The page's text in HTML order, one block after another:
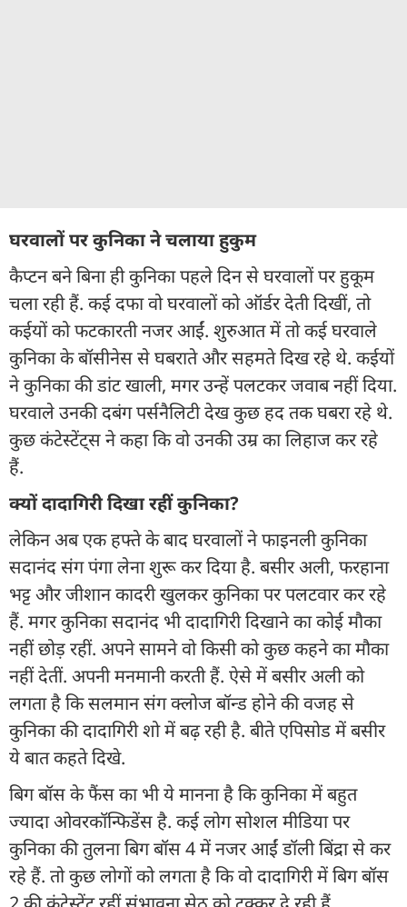
घरवालों पर कुनिका ने चलाया हुकुम
कैप्टन बने बिना ही कुनिका पहले दिन से घरवालों पर हुकूम
चला रही हैं. कई दफा वो घरवालों को ऑर्डर देती दिखीं, तो
कईयों को फटकारती नजर आईं. शुरुआत में तो कई घरवाले
कुनिका के बॉसीनेस से घबराते और सहमते दिख रहे थे. कईयों
ने कुनिका की डांट खाली, मगर उन्हें पलटकर जवाब नहीं दिया.
घरवाले उनकी दबंग पर्सनैलिटी देख कुछ हद तक घबरा रहे थे.
कुछ कंटेस्टेंट्स ने कहा कि वो उनकी उम्र का लिहाज कर रहे
हैं.
क्यों दादागिरी दिखा रहीं कुनिका?
लेकिन अब एक हफ्ते के बाद घरवालों ने फाइनली कुनिका
सदानंद संग पंगा लेना शुरू कर दिया है. बसीर अली, फरहाना
भट्ट और जीशान कादरी खुलकर कुनिका पर पलटवार कर रहे
हैं. मगर कुनिका सदानंद भी दादागिरी दिखाने का कोई मौका
नहीं छोड़ रहीं. अपने सामने वो किसी को कुछ कहने का मौका
नहीं देतीं. अपनी मनमानी करती हैं. ऐसे में बसीर अली को
लगता है कि सलमान संग क्लोज बॉन्ड होने की वजह से
कुनिका की दादागिरी शो में बढ़ रही है. बीते एपिसोड में बसीर
ये बात कहते दिखे.
बिग बॉस के फैंस का भी ये मानना है कि कुनिका में बहुत
ज्यादा ओवरकॉन्फिडेंस है. कई लोग सोशल मीडिया पर
कुनिका की तुलना बिग बॉस 4 में नजर आईं डॉली बिंद्रा से कर
रहे हैं. तो कुछ लोगों को लगता है कि वो दादागिरी में बिग बॉस